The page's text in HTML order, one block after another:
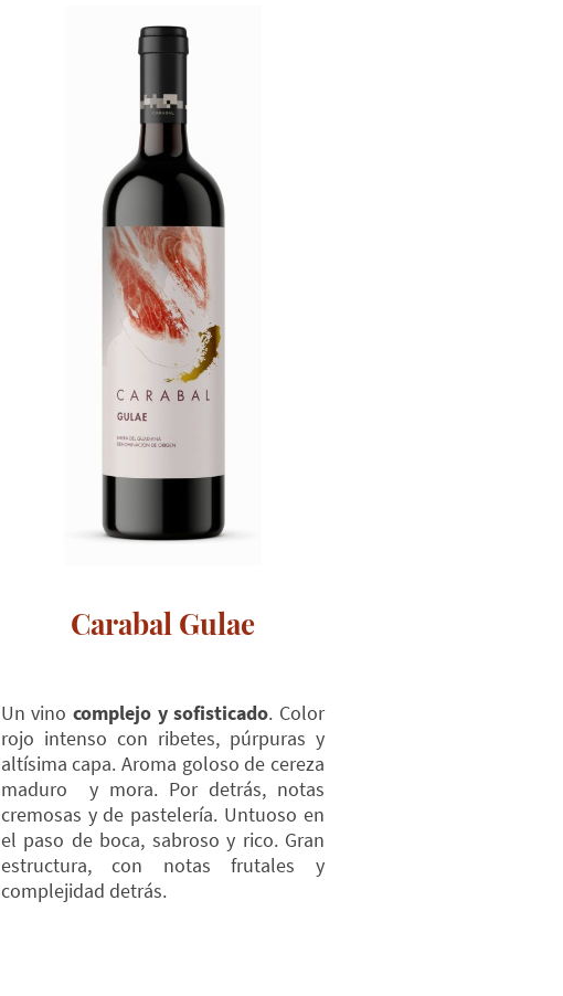
Carabal Gulae
Un vino complejo y sofisticado. Color
rojo intenso con ribetes, púrpuras y
altísima capa. Aroma goloso de cereza
maduro y mora. Por detrás, notas
cremosas y de pastelería. Untuoso en
el paso de boca, sabroso y rico. Gran
estructura, con notas frutales y
complejidad detrás.